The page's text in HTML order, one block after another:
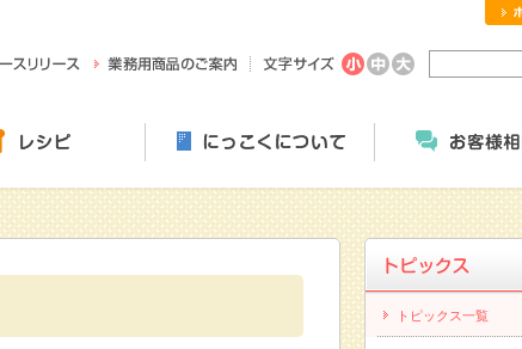
ニュースリリース
業務用商品のご案内
レシピ にっこくについて
トピックス一覧